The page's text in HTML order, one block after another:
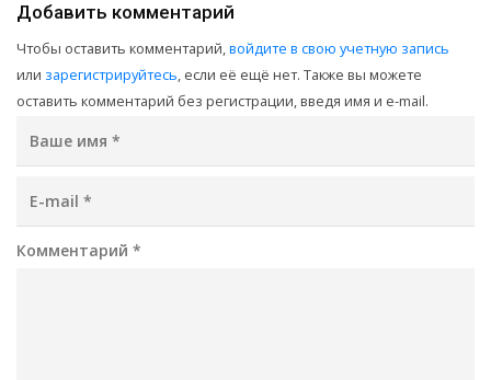
Добавить комментарий
Чтобы оставить комментарий, войдите в свою учетную запись
или зарегистрируйтесь , если её ещё нет. Также вы можете
оставить комментарий без регистрации, введя имя и e-mail.
Комментарий *